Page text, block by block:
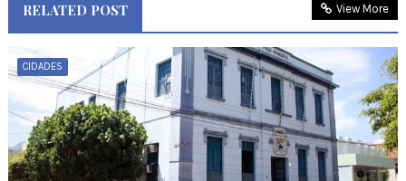
RELATED POST View More
CIDADES